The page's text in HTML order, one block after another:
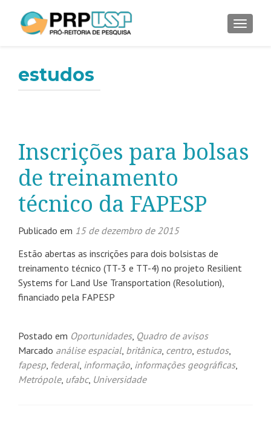
estudos
Inscrições para bolsas
de treinamento
técnico da FAPESP
Publicado em 15 de dezembro de 2015
Estão abertas as inscrições para dois bolsistas de
treinamento técnico (TT-3 e TT-4) no projeto Resilient
Systems for Land Use Transportation (Resolution),
financiado pela FAPESP
Postado em Oportunidades, Quadro de avisos
Marcado análise espacial, britânica, centro, estudos,
fapesp, federal, informação, informações geográficas,
Metrópole, ufabc, Universidade